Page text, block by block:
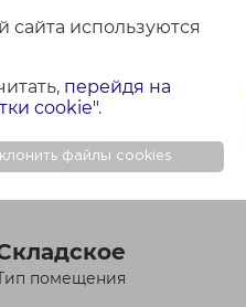
сайта используются
перейдя на
cookie".
файлы cookies
КОМНАТ: 4+
просп. Рокоссовского,
помещения